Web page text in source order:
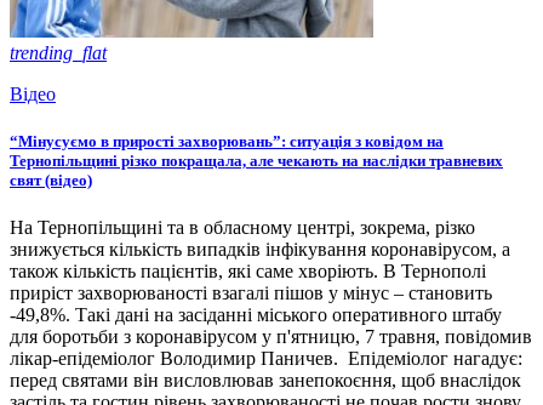
trending_flat
Відео
“Мінусуємо в прирості захворювань”: ситуація з ковідом на
Тернопільщині різко покращала, але чекають на наслідки травневих
свят (відео)
На Тернопільщині та в обласному центрі, зокрема, різко
знижується кількість випадків інфікування коронавірусом, а
також кількість пацієнтів, які саме хворіють. В Тернополі
приріст захворюваності взагалі пішов у мінус – становить
-49,8%. Такі дані на засіданні міського оперативного штабу
для боротьби з коронавірусом у п'ятницю, 7 травня, повідомив
лікар-епідеміолог Володимир Паничев. Епідеміолог нагадує:
перед святами він висловлював занепокоєння, щоб внаслідок